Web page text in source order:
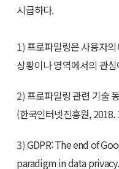
시급하다.
1)프로파일링은 사용자의
상황이나 영역에서의 관
2)프로파일링 관련 기술
(한국인터넷진흥원, 2018.
3)GDPR: The end of
paradigm in data